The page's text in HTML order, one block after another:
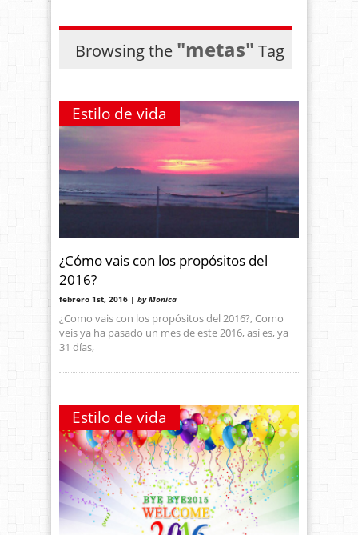
Browsing the "metas" Tag
Estilo de vida
¿Cómo vais con los propósitos del
2016?
febrero 1st, 2016 | by Monica
¿Como vais con los propósitos del 2016?, Como
veis ya ha pasado un mes de este 2016, así es, ya
31 días,
Estilo de vida